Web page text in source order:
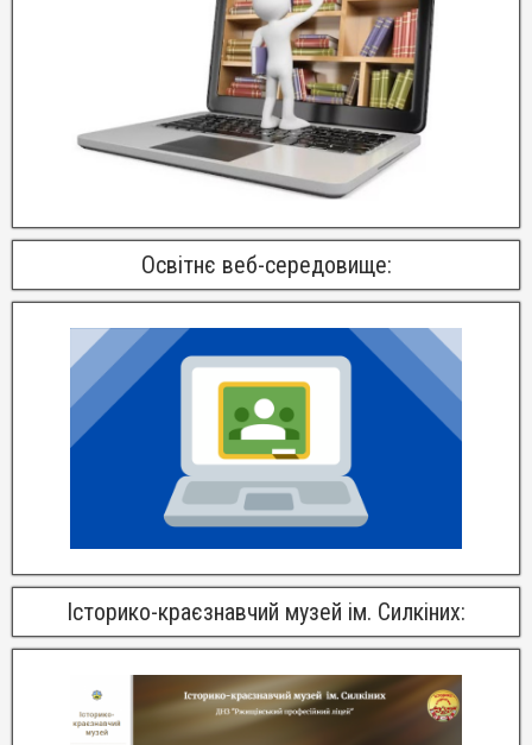
Освітнє веб-середовище:
Історико-краєзнавчий музей ім. Силкіних: